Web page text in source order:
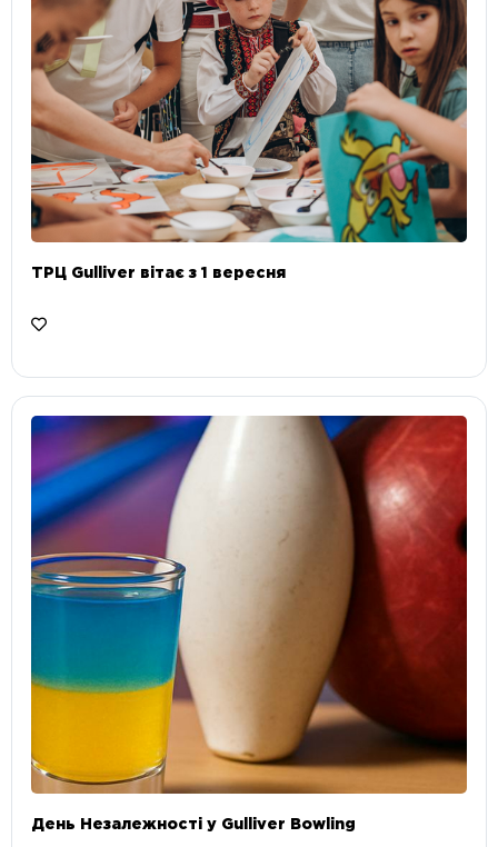
ТРЦ Gulliver вітає з 1 вересня
День Незалежності у Gulliver Bowling